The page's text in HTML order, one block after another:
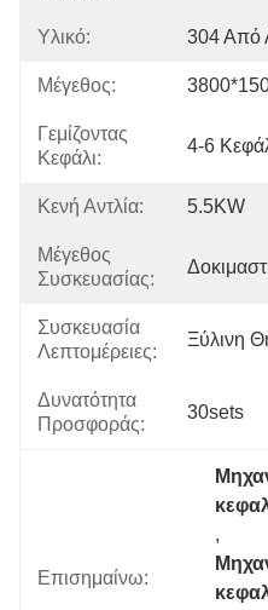
Υλικό: 304 Από
Μέγεθος:
Γεμίζοντας
Κεφάλι:
4-6
Κενή Αντλία: 5.5KW
Μέγεθος
Συσκευασίας:
Συσκευασία
Λεπτομέρειες:
Ξύλινη
Δυνατότητα
Προσφοράς:
30sets
Επισημαίνω:
,